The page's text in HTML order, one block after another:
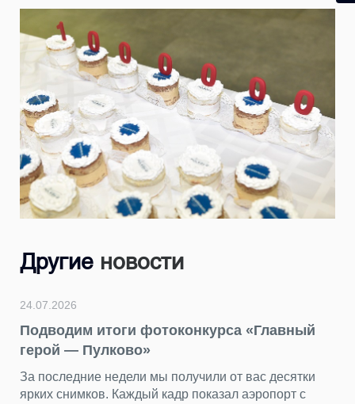
Другие новости
24.07.2026
Подводим итоги фотоконкурса «Главный
герой — Пулково»
За последние недели мы получили от вас десятки
ярких снимков. Каждый кадр показал аэропорт с